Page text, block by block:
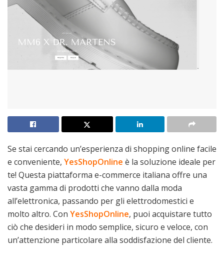
Se stai cercando un’esperienza di shopping online facile
e conveniente, YesShopOnline è la soluzione ideale per
te! Questa piattaforma e-commerce italiana offre una
vasta gamma di prodotti che vanno dalla moda
all’elettronica, passando per gli elettrodomestici e
molto altro. Con YesShopOnline, puoi acquistare tutto
ciò che desideri in modo semplice, sicuro e veloce, con
un’attenzione particolare alla soddisfazione del cliente.